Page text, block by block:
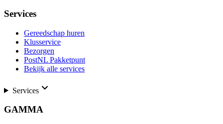
Services
Gereedschap huren
Klusservice
Bezorgen
PostNL Pakketpunt
Bekijk alle services
Services
GAMMA